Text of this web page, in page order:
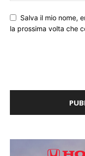
Salva il mio nome,
la prossima volta che